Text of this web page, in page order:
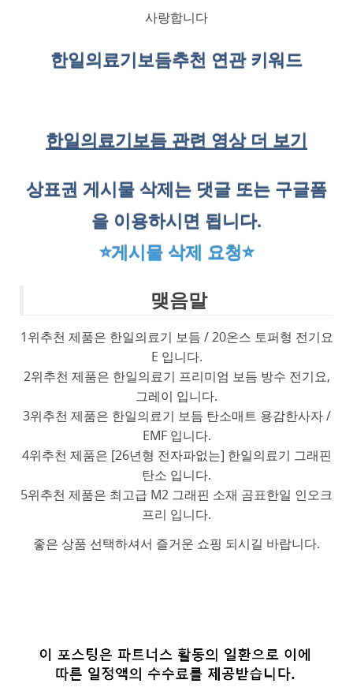
사랑합니다
한일의료기보듬추천 연관 키워드
한일의료기보듬 관련 영상 더 보기
상표권 게시물 삭제는 댓글 또는 구글폼
을 이용하시면 됩니다.
⭐게시물 삭제 요청⭐
맺음말
1위추천 제품은 한일의료기 보듬 / 20온스 토퍼형 전기요
E 입니다.
2위추천 제품은 한일의료기 프리미엄 보듬 방수 전기요,
그레이 입니다.
3위추천 제품은 한일의료기 보듬 탄소매트 용감한사자 /
EMF 입니다.
4위추천 제품은 [26년형 전자파없는] 한일의료기 그래핀
탄소 입니다.
5위추천 제품은 최고급 M2 그래핀 소재 곰표한일 인오크
프리 입니다.
좋은 상품 선택하셔서 즐거운 쇼핑 되시길 바랍니다.